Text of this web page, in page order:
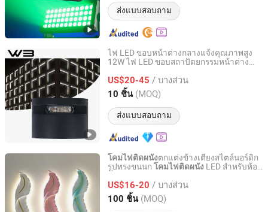
ส่งแบบสอบถาม
ไฟ LED ขอบหน้าต่างกลางแจ้งคุณภาพสูง
12W ไฟ LED ขอบสถาปัตยกรรมหน้าต่าง
อากาศ
US$20-45 / บางส่วน
10 ชิ้น (MOQ)
ส่งแบบสอบถาม
Dongguan WBovision Lighting Ltd.,
Guangdong, China อัตราจาก 2022
โคมไฟติดผนังตกแต่งข้างเตียงสไตล์นอร์ดิก
รูปทรงขนนก โคมไฟติดผนัง LED สำหรับห้อง
US$16-20 / บางส่วน
100 ชิ้น (MOQ)
Huizhou Homelighting Technology Co., Ltd.
Guangdong, China อัตราจาก 2019